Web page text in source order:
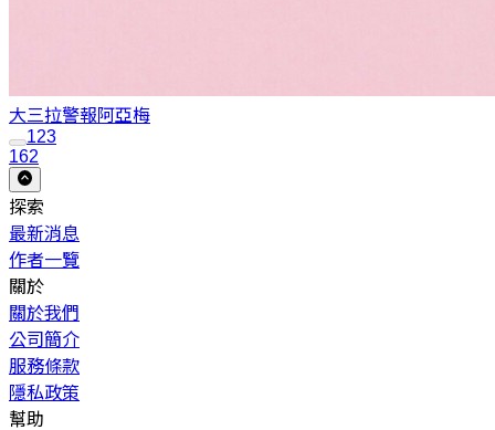
大三拉警報阿亞梅
123
162
探索
最新消息
作者一覽
關於
關於我們
公司簡介
服務條款
隱私政策
幫助